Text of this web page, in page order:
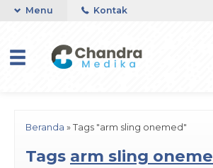
Menu Kontak
Beranda » Tags "arm sling onemed"
Tags arm sling